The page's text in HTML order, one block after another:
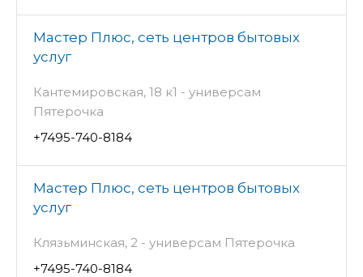
Мастер Плюс, сеть центров бытовых
услуг
Кантемировская, 18 к1 - универсам
Пятерочка
+7495-740-8184
Мастер Плюс, сеть центров бытовых
услуг
Клязьминская, 2 - универсам Пятерочка
+7495-740-8184